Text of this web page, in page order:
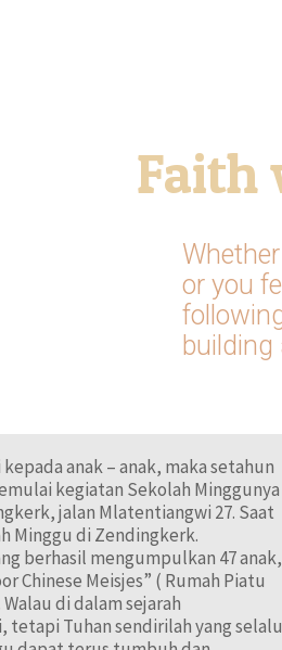
anak – anak, maka setahun
kegiatan Sekolah Minggunya
jalan Mlatentiangwi 27. Saat
Minggu di Zendingkerk.
berhasil mengumpulkan 47 anak,
Chinese Meisjes” ( Rumah Piatu
di dalam sejarah
tetapi Tuhan sendirilah yang selalu